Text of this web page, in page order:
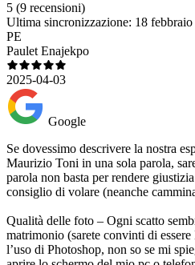
5 (9 recensioni)
Ultima sincronizzazione: 18
PE
Paulet Enajekpo
2025-04-03
Google
Se dovessimo descrivere la nostra
Maurizio Toni in una sola parola,
parola non basta per rendere
consiglio di volare (neanche
Qualità delle foto – Ogni scatto
matrimonio (sarete convinti di
l’uso di Photoshop, non so se mi